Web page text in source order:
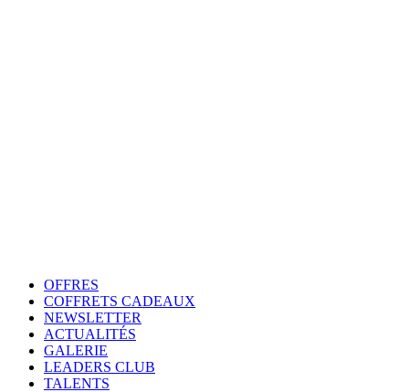
OFFRES
COFFRETS CADEAUX
NEWSLETTER
ACTUALITÉS
GALERIE
LEADERS CLUB
TALENTS